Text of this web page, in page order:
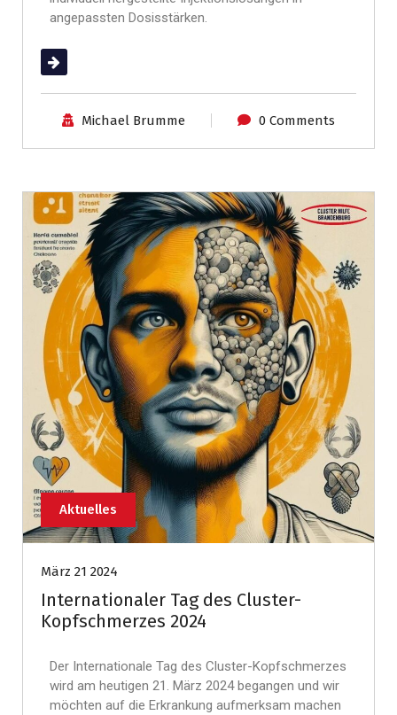
angepassten Dosisstärken.
(mehr …)
Michael Brumme 0 Comments
Aktuelles
März 21 2024
Internationaler Tag des Cluster-
Kopfschmerzes 2024
Der Internationale Tag des Cluster-Kopfschmerzes
wird am heutigen 21. März 2024 begangen und wir
möchten auf die Erkrankung aufmerksam machen